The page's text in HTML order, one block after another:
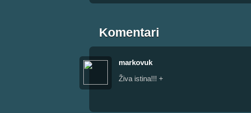
Komentari
markovuk
Živa istina!!! +